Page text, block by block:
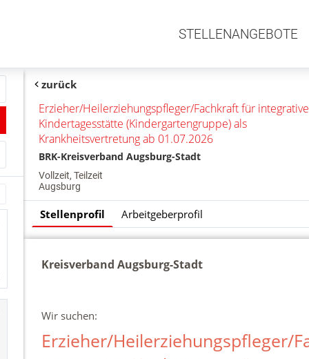
STELLENANGEBOTE
zurück
Erzieher/Heilerziehungspfleger/Fachkraft für integrative
Kindertagesstätte (Kindergartengruppe) als
Krankheitsvertretung ab 01.07.2026
BRK-Kreisverband Augsburg-Stadt
Vollzeit, Teilzeit
Augsburg
Stellenprofil Arbeitgeberprofil